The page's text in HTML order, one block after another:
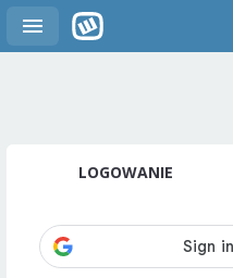
LOGOWANIE